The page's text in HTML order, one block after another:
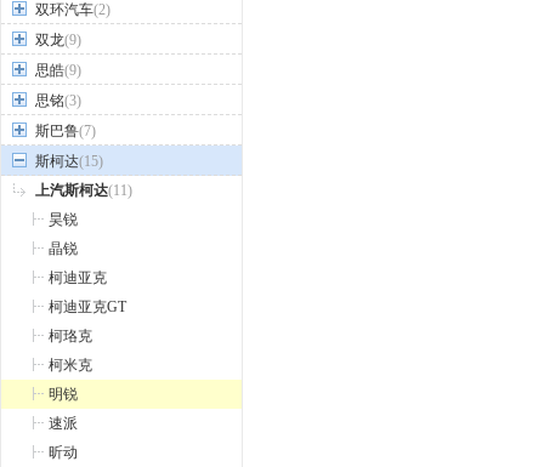
双环汽车(2)
双龙(9)
思皓(9)
思铭(3)
斯巴鲁(7)
斯柯达(15)
上汽斯柯达(11)
昊锐
晶锐
柯迪亚克
柯迪亚克GT
柯珞克
柯米克
明锐
速派
昕动